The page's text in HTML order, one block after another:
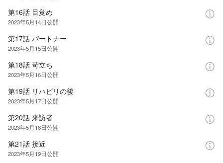
第16話 目覚め
2023年5月14日公開
第17話 パートナー
2023年5月15日公開
第18話 苛立ち
2023年5月16日公開
第19話 リハビリの後
2023年5月17日公開
第20話 来訪者
2023年5月18日公開
第21話 接近
2023年5月19日公開